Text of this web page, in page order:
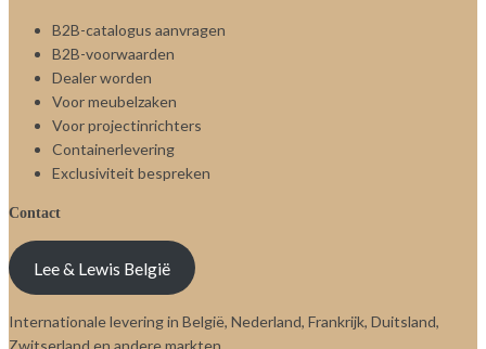
B2B-catalogus aanvragen
B2B-voorwaarden
Dealer worden
Voor meubelzaken
Voor projectinrichters
Containerlevering
Exclusiviteit bespreken
Contact
Lee & Lewis België
Internationale levering in België, Nederland, Frankrijk, Duitsland,
Zwitserland en andere markten.